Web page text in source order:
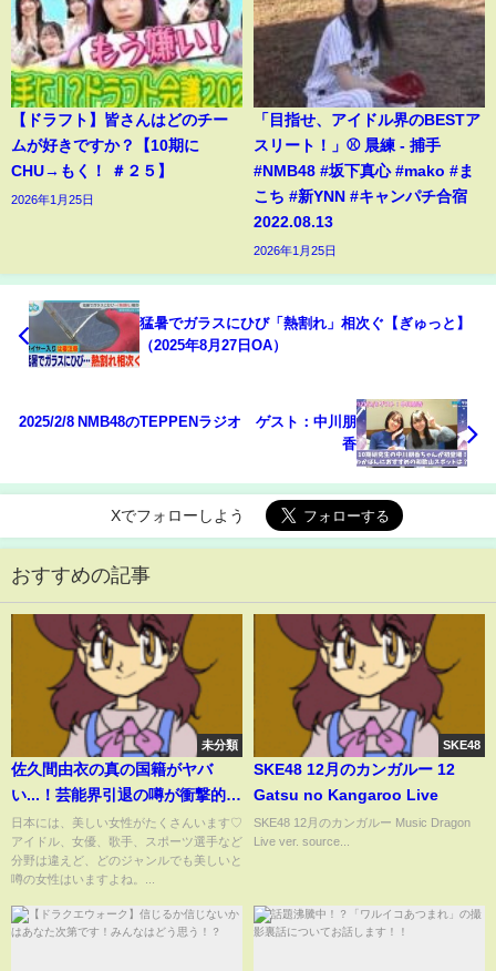
【ドラフト】皆さんはどのチー
ムが好きですか？【10期に
CHU→もく！ ＃２５】
2026年1月25日
「目指せ、アイドル界のBESTア
スリート！」⚾️ 晨練 - 捕手
#NMB48 #坂下真心 #mako #ま
こち #新YNN #キャンパチ合宿
2022.08.13
2026年1月25日
猛暑でガラスにひび「熱割れ」相次ぐ【ぎゅっと】
（2025年8月27日OA）
2025/2/8 NMB48のTEPPENラジオ ゲスト：中川朋
香
Xでフォローしよう
おすすめの記事
未分類
佐久間由衣の真の国籍がヤバ
い...！芸能界引退の噂が衝撃的す
ぎた...！
日本には、美しい女性がたくさんいます♡
アイドル、女優、歌手、スポーツ選手など
分野は違えど、どのジャンルでも美しいと
噂の女性はいますよね。...
SKE48
SKE48 12月のカンガルー 12
Gatsu no Kangaroo Live
SKE48 12月のカンガルー Music Dragon
Live ver. source...